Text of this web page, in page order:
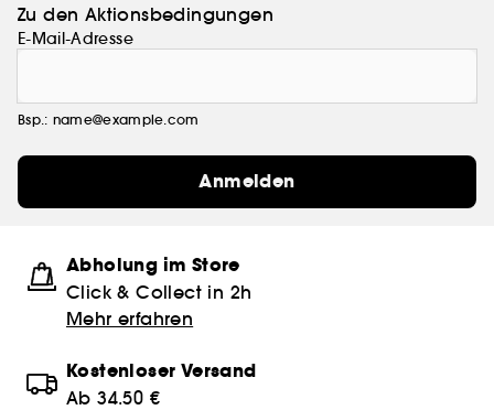
Zu den Aktionsbedingungen
E-Mail-Adresse
Bsp.: name@example.com
Anmelden
Abholung im Store
Click & Collect in 2h
Mehr erfahren
Kostenloser Versand
Ab 34.50 €